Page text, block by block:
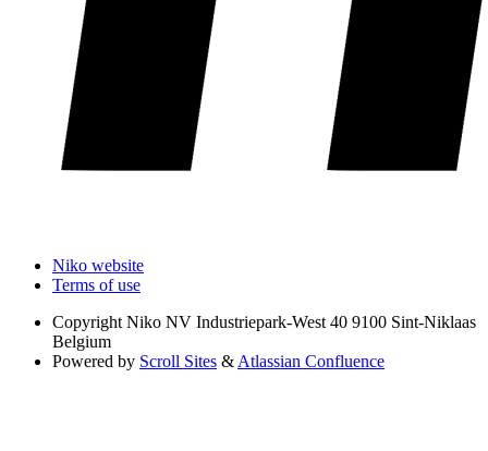
Niko website
Terms of use
Copyright Niko NV Industriepark-West 40 9100 Sint-Niklaas
Belgium
Powered by Scroll Sites &Atlassian Confluence